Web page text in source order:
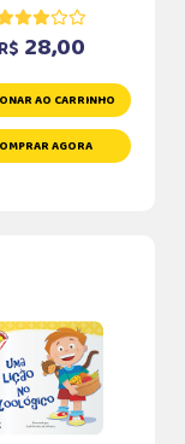
R$ 28,00
AO CARRINHO
AGORA